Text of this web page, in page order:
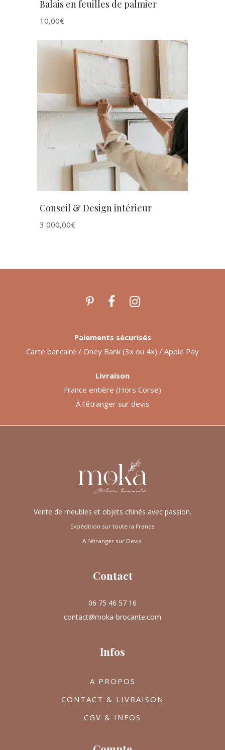
Balais en feuilles de palmier
10,00€
AJOUTER AU PANIER
Conseil & Design intérieur
3 000,00€
Vente de meubles et objets chinés avec passion.
Expédition sur toute la France
A l’étranger sur Devis.
Contact
06 75 46 57 16
contact@moka-brocante.com
Infos
A PROPOS
CONTACT & LIVRAISON
CGV & INFOS
Paiements sécurisés
Carte bancaire / Oney Bank (3x ou 4x) / Apple Pay
Livraison
France entière (Hors Corse)
À l'étranger sur devis